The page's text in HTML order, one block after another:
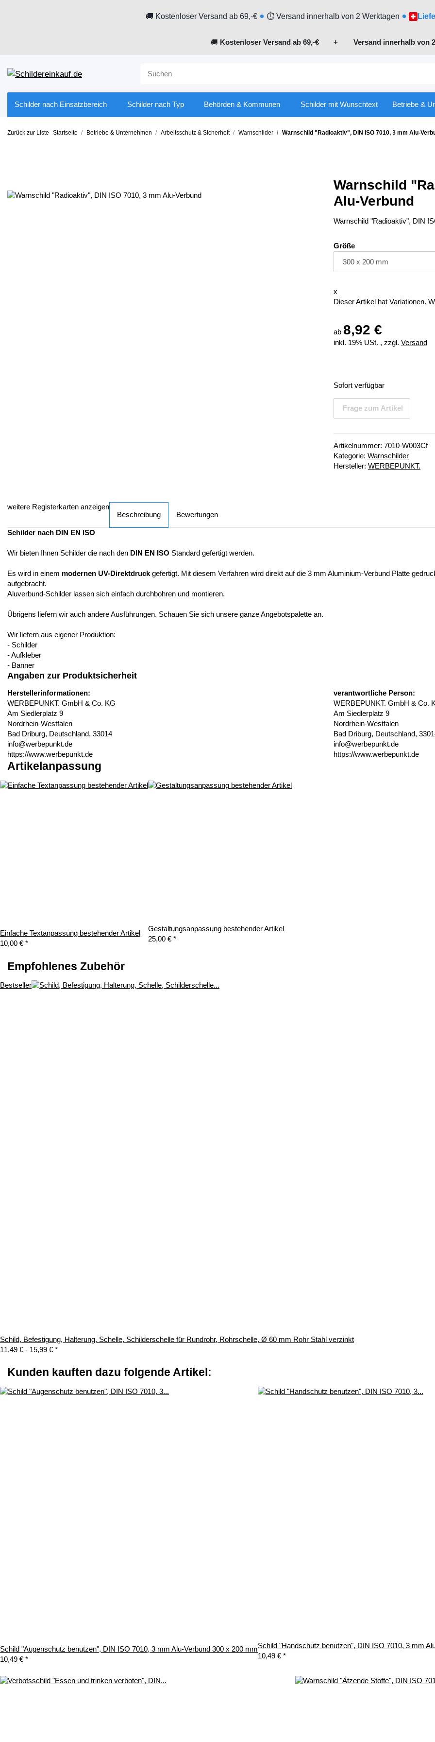
🚚 Kostenloser Versand ab 69,-€ ⏱ Versand innerhalb von 2 Werktagen
🚚 Kostenloser Versand ab 69,-€ + Versand innerhalb von 2
Schilder nach Einsatzbereich Schilder nach Typ Behörden & Kommunen Schilder mit Wunschtext Betriebe &
Zurück zur Liste Startseite Betriebe & Unternehmen Arbeitsschutz & Sicherheit Warnschilder Warnschild "Radioaktiv", DIN ISO 7010, 3 mm Alu-
Warnschild
Alu-Verbund
Warnschild "Radioaktiv", DIN
Größe
x
Dieser Artikel hat Variationen.
ab 8,92 €
inkl. 19% USt. , zzgl. Versand
Sofort verfügbar
Frage zum Artikel
Artikelnummer: 7010-W003Cf
Kategorie: Warnschilder
Hersteller: WERBEPUNKT.
weitere Registerkarten anzeigen
Beschreibung
Bewertungen
Schilder nach DIN EN ISO
Wir bieten Ihnen Schilder die nach den DIN EN ISO Standard gefertigt werden.
Es wird in einem modernen UV-Direktdruck gefertigt. Mit diesem Verfahren wird direkt auf die 3 mm Aluminium-Verbund Platte
aufgebracht.
Aluverbund-Schilder lassen sich einfach durchbohren und montieren.
Übrigens liefern wir auch andere Ausführungen. Schauen Sie sich unsere ganze Angebotspalette an.
Wir liefern aus eigener Produktion:
- Schilder
- Aufkleber
- Banner
Angaben zur Produktsicherheit
Herstellerinformationen:
WERBEPUNKT. GmbH & Co. KG
Am Siedlerplatz 9
Nordrhein-Westfalen
Bad Driburg, Deutschland, 33014
info@werbepunkt.de
https://www.werbepunkt.de
verantwortliche Person:
WERBEPUNKT. GmbH & Co.
Am Siedlerplatz 9
Nordrhein-Westfalen
Bad Driburg, Deutschland,
info@werbepunkt.de
https://www.werbepunkt.de
Artikelanpassung
Einfache Textanpassung bestehender Artikel
10,00 € *
Gestaltungsanpassung bestehender Artikel
25,00 € *
Empfohlenes Zubehör
Bestseller
Schild, Befestigung, Halterung, Schelle, Schilderschelle für Rundrohr, Rohrschelle, Ø 60 mm Rohr Stahl verzinkt
11,49 € - 15,99 € *
Kunden kauften dazu folgende Artikel:
Schild "Augenschutz benutzen", DIN ISO 7010, 3 mm Alu-Verbund 300 x 200 mm
10,49 € *
Schild "Handschutz benutzen", DIN ISO 7010, 3 mm
10,49 € *